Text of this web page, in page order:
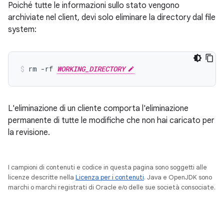
Poiché tutte le informazioni sullo stato vengono
archiviate nel client, devi solo eliminare la directory dal file
system:
rm -rf WORKING_DIRECTORY
L'eliminazione di un cliente comporta l'eliminazione
permanente di tutte le modifiche che non hai caricato per
la revisione.
I campioni di contenuti e codice in questa pagina sono soggetti alle
licenze descritte nella Licenza per i contenuti. Java e OpenJDK sono
marchi o marchi registrati di Oracle e/o delle sue società consociate.